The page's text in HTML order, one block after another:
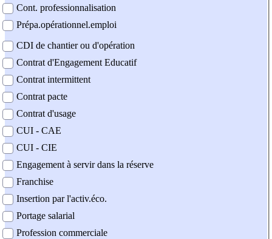
Cont. professionnalisation
Prépa.opérationnel.emploi
CDI de chantier ou d'opération
Contrat d'Engagement Educatif
Contrat intermittent
Contrat pacte
Contrat d'usage
CUI - CAE
CUI - CIE
Engagement à servir dans la réserve
Franchise
Insertion par l'activ.éco.
Portage salarial
Profession commerciale